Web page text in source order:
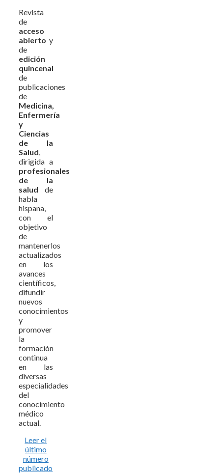
Revista
de
acceso
abierto y
de
edición
quincenal
de
publicaciones
de
Medicina,
Enfermería
y
Ciencias
de la
Salud,
dirigida a
profesionales
de la
salud de
habla
hispana,
con el
objetivo
de
mantenerlos
actualizados
en los
avances
científicos,
difundir
nuevos
conocimientos
y
promover
la
formación
continua
en las
diversas
especialidades
del
conocimiento
médico
actual.
Leer el
último
número
publicado